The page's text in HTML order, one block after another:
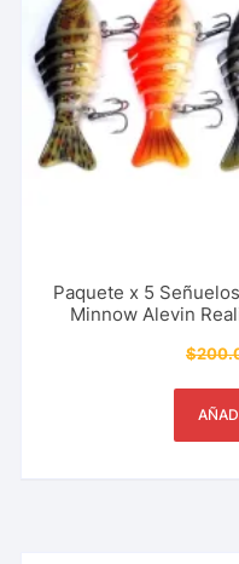
Paquete x 5
Minnow Alevin
$